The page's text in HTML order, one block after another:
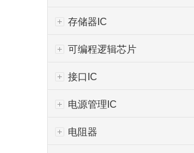
存储器IC
可编程逻辑芯片
接口IC
电源管理IC
电阻器